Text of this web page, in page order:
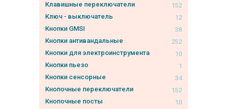
Клавишные переключатели
152
Ключ - выключатель
12
Кнопки GMSI
38
Кнопки антивандальные
252
Кнопки для электроинструмента
10
Кнопки пьезо
1
Кнопки сенсорные
34
Кнопочные переключатели
152
Кнопочные посты
10